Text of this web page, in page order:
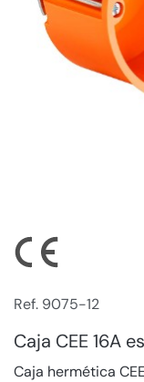
Ref. 9075-12
Caja CEE 16A
Caja hermética